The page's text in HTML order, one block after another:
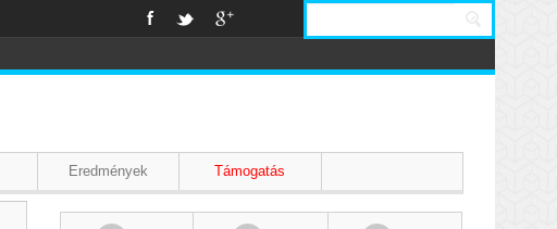
Eredmények Támogatás